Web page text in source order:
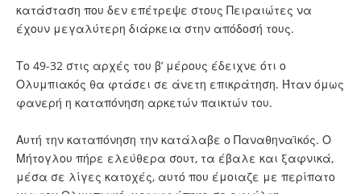
κατάσταση που δεν επέτρεψε στους Πειραιώτες να
έχουν μεγαλύτερη διάρκεια στην απόδοσή τους.
Το 49-32 στις αρχές του β’ μέρους έδειχνε ότι ο
Ολυμπιακός θα φτάσει σε άνετη επικράτηση. Ήταν όμως
φανερή η καταπόνηση αρκετών παικτών του.
Αυτή την καταπόνηση την κατάλαβε ο Παναθηναϊκός. Ο
Μήτογλου πήρε ελεύθερα σουτ, τα έβαλε και ξαφνικά,
μέσα σε λίγες κατοχές, αυτό που έμοιαζε με περίπατο